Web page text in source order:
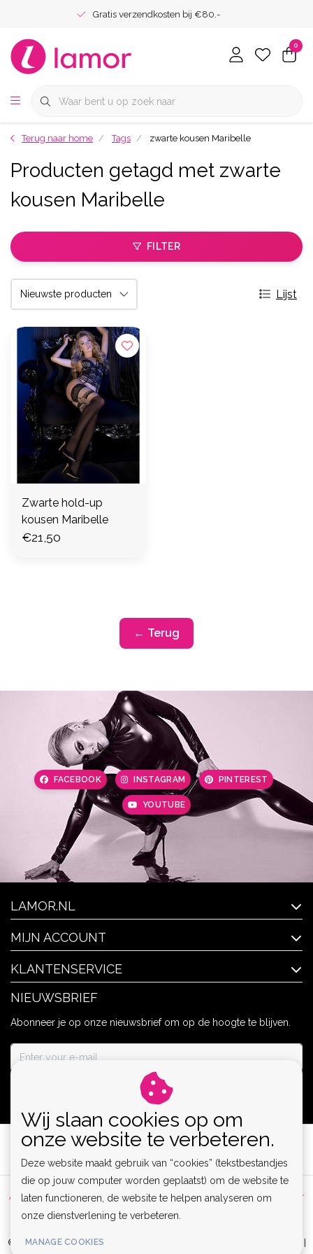
Gratis verzendkosten bij €80.-
0
Terug naar home Tags zwarte kousen Maribelle
Producten getagd met zwarte
kousen Maribelle
FILTER
Lijst
Zwarte hold-up
kousen Maribelle
€21,50
← Terug
FACEBOOK INSTAGRAM PINTEREST
YOUTUBE
LAMOR.NL
MIJN ACCOUNT
KLANTENSERVICE
NIEUWSBRIEF
Abonneer je op onze nieuwsbrief om op de hoogte te blijven.
Algemene voorwaarden | Privacy Policy | Sitemap |
Disclaimer
RSS Feed
© Copyright 2026 - Lamor | Clubwear, Lingerie & Kinky Fashion XS-6XL |
Wij slaan cookies op om
onze website te verbeteren.
Deze website maakt gebruik van “cookies” (tekstbestandjes
die op jouw computer worden geplaatst) om de website te
laten functioneren, de website te helpen analyseren om
onze dienstverlening te verbeteren.
MANAGE COOKIES